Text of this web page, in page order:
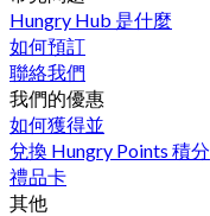
Hungry Hub 是什麼
如何預訂
聯絡我們
我們的優惠
如何獲得並
兌換 Hungry Points 積分
禮品卡
其他